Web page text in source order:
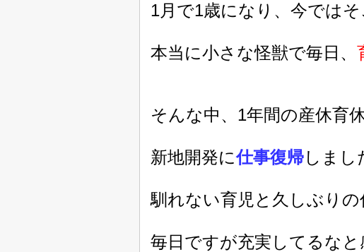
1月で1歳になり、今では
本当に小さな怪獣で毎日、
そんな中、1年間の産休育
新地開発に仕事復帰しまし
馴れない育児と久しぶり
毎日ですが充実してるな